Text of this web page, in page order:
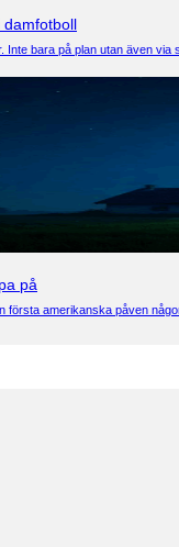
damfotboll
Inte bara på plan utan även
på
första amerikanska påven